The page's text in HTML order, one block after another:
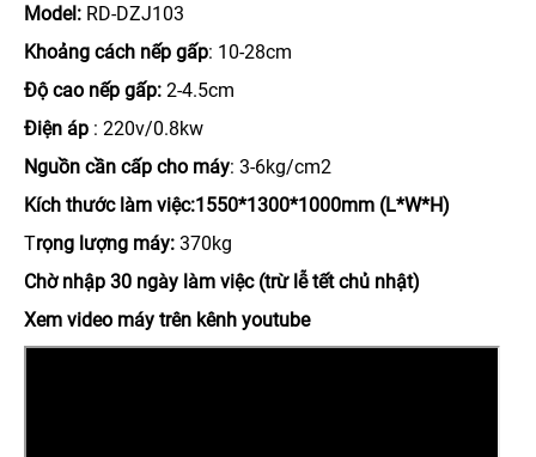
Model: RD-DZJ103
Khoảng cách nếp gấp: 10-28cm
Độ cao nếp gấp: 2-4.5cm
Điện áp : 220v/0.8kw
Nguồn cần cấp cho máy: 3-6kg/cm2
Kích thước làm việc:1550*1300*1000mm (L*W*H)
Trọng lượng máy: 370kg
Chờ nhập 30 ngày làm việc (trừ lễ tết chủ nhật)
Xem video máy trên kênh youtube